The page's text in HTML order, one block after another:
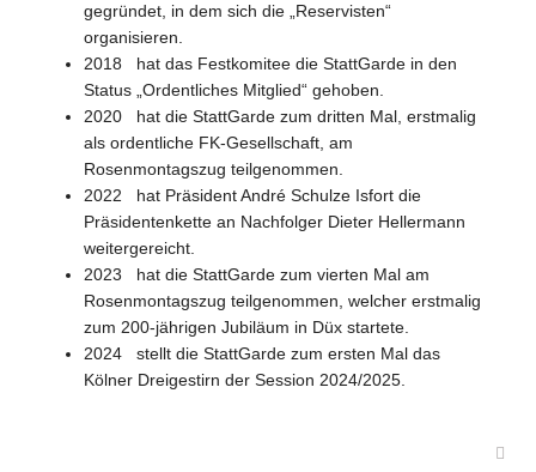
gegründet, in dem sich die „Reservisten“
organisieren.
2018 hat das Festkomitee die StattGarde in den
Status „Ordentliches Mitglied“ gehoben.
2020 hat die StattGarde zum dritten Mal, erstmalig
als ordentliche FK-Gesellschaft, am
Rosenmontagszug teilgenommen.
2022 hat Präsident André Schulze Isfort die
Präsidentenkette an Nachfolger Dieter Hellermann
weitergereicht.
2023 hat die StattGarde zum vierten Mal am
Rosenmontagszug teilgenommen, welcher erstmalig
zum 200-jährigen Jubiläum in Düx startete.
2024 stellt die StattGarde zum ersten Mal das
Kölner Dreigestirn der Session 2024/2025.